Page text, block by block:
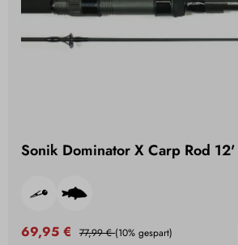
Sonik Dominator X Carp Rod
69,95 € 77,99 €(10% gespart)